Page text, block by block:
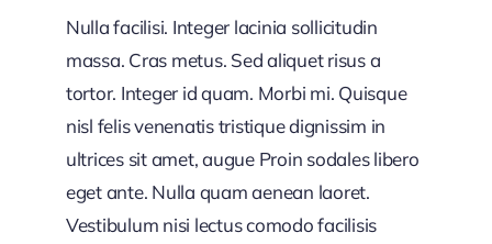
Nulla facilisi. Integer lacinia sollicitudin
massa. Cras metus. Sed aliquet risus a
tortor. Integer id quam. Morbi mi. Quisque
nisl felis venenatis tristique dignissim in
ultrices sit amet, augue Proin sodales libero
eget ante. Nulla quam aenean laoret.
Vestibulum nisi lectus comodo facilisis